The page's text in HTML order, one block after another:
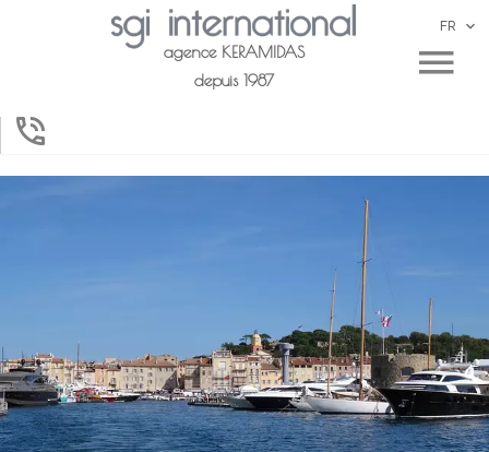
agence KERAMIDAS
depuis 1987
FR